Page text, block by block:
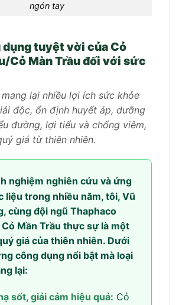
ngón tay
dụng tuyệt vời của Cỏ
Cỏ Màn Trầu đối với sức
lại nhiều lợi ích sức khỏe
độc, ổn định huyết áp, dưỡng
đường, lợi tiểu và chống viêm,
giá từ thiên nhiên.
nghiệm nghiên cứu và ứng
liệu trong nhiều năm, tôi, Vũ
cùng đội ngũ Thaphaco
Mần Trầu thực sự là một
giá của thiên nhiên. Dưới
công dụng nổi bật mà loại
lại:
sốt, giải cảm hiệu quả: Cỏ